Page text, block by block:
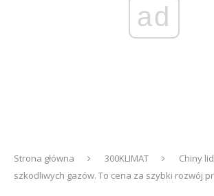
ad
Strona główna 300KLIMAT
Chiny
szkodliwych gazów. To cena za szybki rozwój